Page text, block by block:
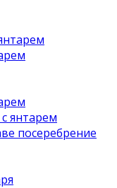
янтарем
посеребрение